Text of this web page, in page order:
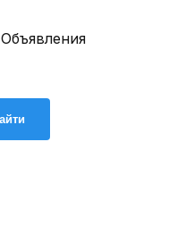
Объявления